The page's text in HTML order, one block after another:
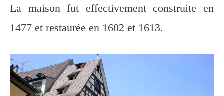
La maison fut effectivement construite en
1477 et restaurée en 1602 et 1613.